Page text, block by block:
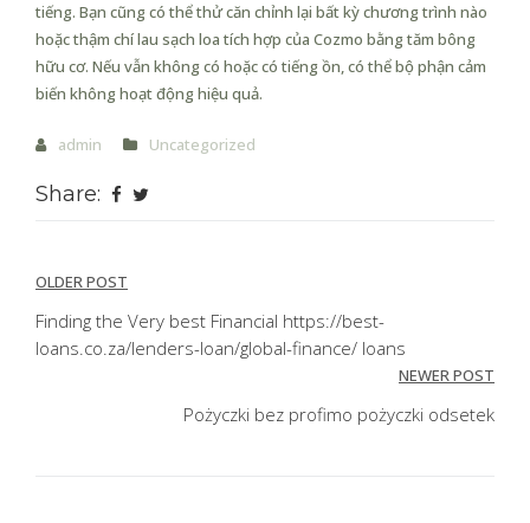
tiếng. Bạn cũng có thể thử căn chỉnh lại bất kỳ chương trình nào
hoặc thậm chí lau sạch loa tích hợp của Cozmo bằng tăm bông
hữu cơ. Nếu vẫn không có hoặc có tiếng ồn, có thể bộ phận cảm
biến không hoạt động hiệu quả.
admin Uncategorized
Share:
Post
navigation
OLDER POST
Finding the Very best Financial https://best-
loans.co.za/lenders-loan/global-finance/ loans
NEWER POST
Pożyczki bez profimo pożyczki odsetek